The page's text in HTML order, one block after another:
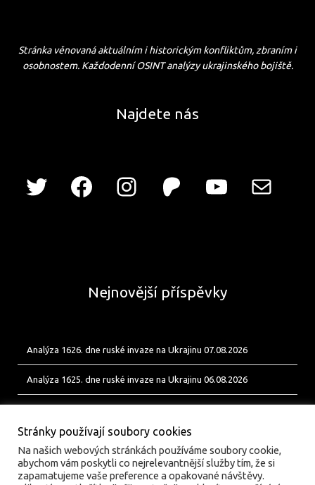
Stránka věnovaná aktuálním i historickým konfliktům, zbraním i
osobnostem. Každodenní OSINT analýzy ukrajinského bojiště.
Najdete nás
Nejnovější příspěvky
Analýza 1626. dne ruské invaze na Ukrajinu 07.08.2026
Analýza 1625. dne ruské invaze na Ukrajinu 06.08.2026
Stránky používají soubory cookies
Na našich webových stránkách používáme soubory cookie,
abychom vám poskytli co nejrelevantnější služby tím, že si
zapamatujeme vaše preference a opakované návštěvy.